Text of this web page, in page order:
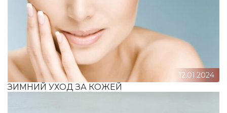
12.01.2024
ЗИМНИЙ УХОД ЗА КОЖЕЙ